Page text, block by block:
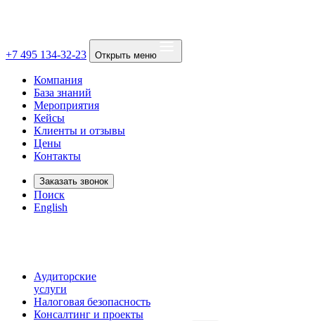
+7 495 134-32-23 Открыть меню
Компания
База знаний
Мероприятия
Кейсы
Клиенты и отзывы
Цены
Контакты
Заказать звонок
Поиск
English
Аудиторские
услуги
Налоговая безопасность
Консалтинг и проекты